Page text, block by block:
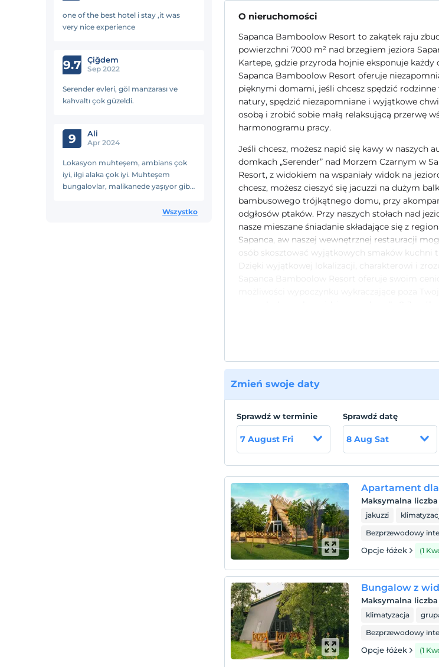
one of the best hotel i stay ,it was
very nice experience
9.7 Çiğdem
Sep 2022
Serender evleri, göl manzarası ve
kahvaltı çok güzeldi.
9 Ali
Apr 2024
Lokasyon muhteşem, ambians çok
iyi, ilgi alaka çok iyi. Muhteşem
bungalovlar, malikanede yaşıyor gibi
Wszystko
O nieruchomości
Sapanca Bamboolow Resort to zakątek raju
powierzchni 7000 m² nad brzegiem jeziora
Kartepe, gdzie przyroda hojnie eksponuje każdy
Sapanca Bamboolow Resort oferuje
pięknymi domami, jeśli chcesz spędzić rodzinne
natury, spędzić niezapomniane i wyjątkowe
osobą i zrobić sobie małą relaksującą przerwę
harmonogramu pracy.
Jeśli chcesz, możesz napić się kawy w naszych
domkach „Serender” nad Morzem Czarnym w
Resort, z widokiem na wspaniały widok na
chcesz, możesz cieszyć się jacuzzi na dużym
bambusowego trójkątnego domu, przy
odgłosów ptaków. Przy naszych stołach nad
nasze mieszane śniadanie składające się z
Sapanca, aw naszej wewnętrznej restauracji
osób skosztować wyjątkowych smaków kuchni
Dzięki wyjątkowej lokalizacji, charakterowi i
wakacje. W naszych bungalowach rodzinnych
Cały nasz zespół jest
oferuje rozwiązania dla wszystkich Twoich
Lokalizacja
Obiekt znajduje się w Sapanca Sakarya.
Zmień swoje daty
Sprawdź w terminie
7 August Fri
Sprawdź datę
8 Aug Sat
Apartament
Maksymalna
jakuzzi
Bezprzewodowy
Opcje łóżek (1
Bungalow z
Maksymalna
klimatyzacja
Bezprzewodowy
Opcje łóżek (1